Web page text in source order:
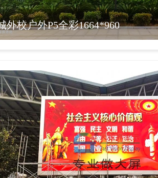
外校户外P5全彩1664*960